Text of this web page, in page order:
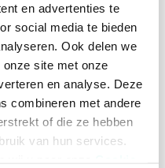
en advertenties te
social media te bieden
Ook delen we
site met onze
en analyse. Deze
combineren met andere
of die ze hebben
van hun services.
weergeven in
en velden mappen